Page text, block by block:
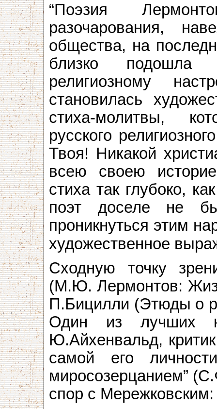
“Поэзия
разочарования,
общества, на
близко подошла
религиозному
становилась
стиха-молитвы,
русского
Твоя! Никакой
всею своею
стиха так глубоко,
поэт доселе не
проникнуться этим
художественное
Сходную точку
(М.Ю. Лермонтов:
П.Бицилли (Этюды о
Один из лучших
Ю.Айхенвальд,
самой его
миросозерцанием”
спор с Мережковским: